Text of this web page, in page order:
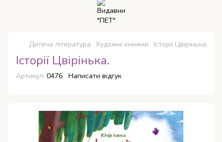
Дитяча література Художні книжки Історії Цвірінька.
Історії Цвірінька.
Артикул: 0476 Написати відгук